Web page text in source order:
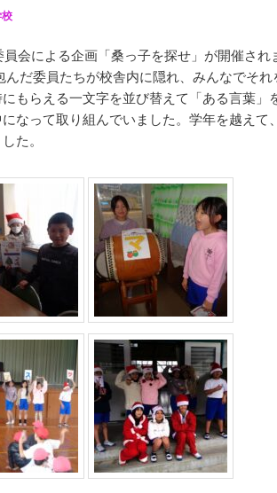
会による企画「桑っ子を探せ」が開催され
だ委員たちが校舎内に隠れ、みんなでそれ
もらえる一文字を並び替えて「ある言葉」
なって取り組んでいました。学年を越えて
た。